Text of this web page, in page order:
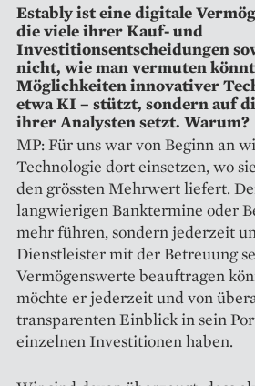
Estably ist eine digitale
die viele ihrer Kauf- und
Investitionsentscheidungen
nicht, wie man vermuten
Möglichkeiten innovativer
etwa KI – stützt, sondern auf
ihrer Analysten setzt. Warum?
MP: Für uns war von Beginn an
Technologie dort einsetzen, wo
den grössten Mehrwert liefert.
langwierigen Banktermine oder
mehr führen, sondern jederzeit
Dienstleister mit der Betreuung
Vermögenswerte beauftragen
möchte er jederzeit und von
transparenten Einblick in sein
einzelnen Investitionen haben.